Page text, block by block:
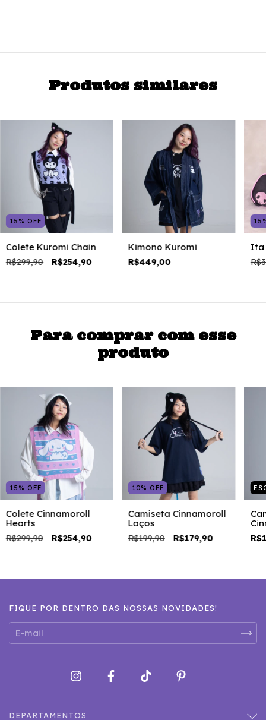
Produtos similares
15 % OFF
Colete Kuromi Chain
R$299,90 R$254,90
Kimono Kuromi
R$449,00
15
Ita
Para comprar com esse
produto
15 % OFF
Colete Cinnamoroll
Hearts
R$299,90 R$254,90
10% OFF
Camiseta Cinnamoroll
Laços
R$199,90 R$179,90
FIQUE POR DENTRO DAS NOSSAS NOVIDADES!
DEPARTAMENTOS